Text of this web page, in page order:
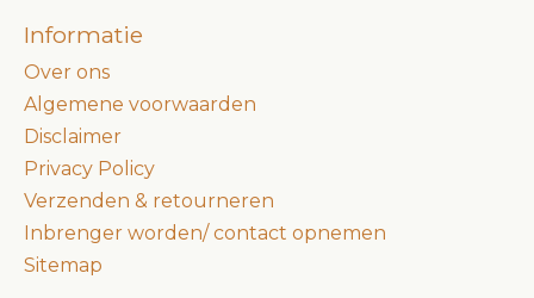
Informatie
Over ons
Algemene voorwaarden
Disclaimer
Privacy Policy
Verzenden & retourneren
Inbrenger worden/ contact opnemen
Sitemap